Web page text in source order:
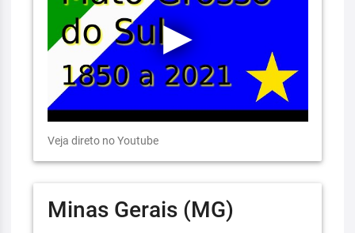
Veja direto no Youtube
Minas Gerais (MG)